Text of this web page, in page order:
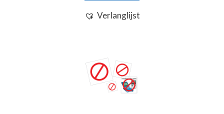
Verlanglijst